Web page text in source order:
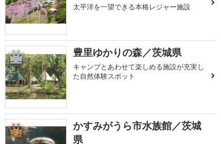
太平洋を一望できる本格レジャー施設
2 豊里ゆかりの森／茨城県
キャンプとあわせて楽しめる施設が充実し
た自然体験スポット
3
かすみがうら市水族館／茨城
県